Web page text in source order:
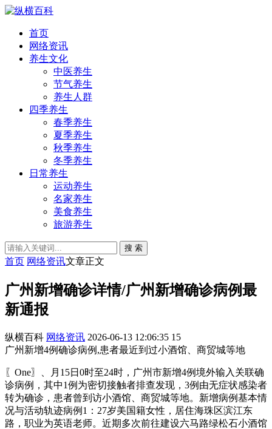
首页
网络资讯
养生文化
中医养生
节气养生
养生人群
四季养生
春季养生
夏季养生
秋季养生
冬季养生
日常养生
运动养生
名家养生
美食养生
旅游养生
搜 索
首页 网络资讯文章正文
广州新增确诊详情/广州新增确诊病例最
新通报
纵横百科 网络资讯 2026-06-13 12:06:35 15
广州新增4例确诊病例,患者最近到过小酒馆、商贸城等地
〖One〗、月15日0时至24时，广州市新增4例境外输入关联确
诊病例，其中1例为密切接触者排查发现，3例由无症状感染者
转为确诊，患者曾到访小酒馆、商贸城等地。新增病例基本情
况与活动轨迹病例1：27岁美国籍女性，居住海珠区滨江东
路，职业为英语老师。近期多次前往建设六马路绿松石小酒馆